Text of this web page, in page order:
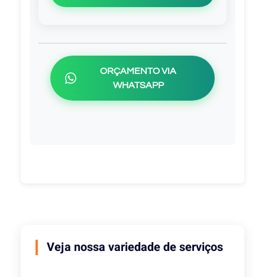
ORÇAMENTO VIA
WHATSAPP
Veja nossa variedade de serviços